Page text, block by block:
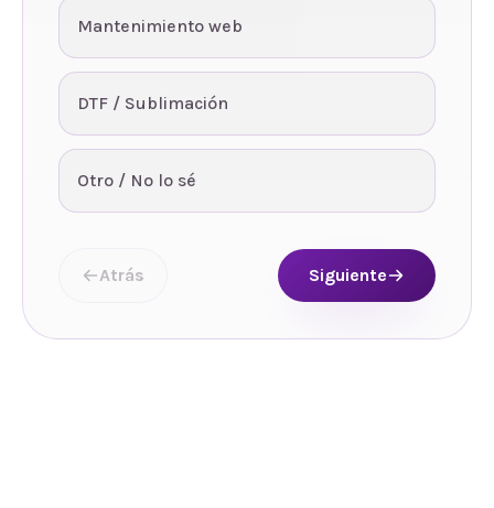
Mantenimiento web
DTF / Sublimación
Otro / No lo sé
Atrás Siguiente